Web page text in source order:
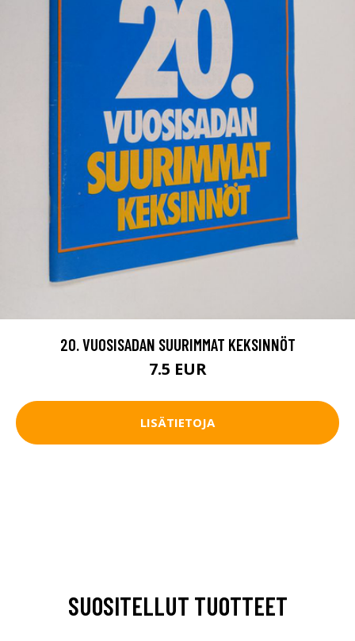
20. VUOSISADAN SUURIMMAT KEKSINNÖT
7.5 EUR
LISÄTIETOJA
SUOSITELLUT TUOTTEET